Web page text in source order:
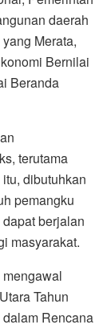
daerah
Merata,
Bernilai
Beranda
terutama
dibutuhkan
pemangku
berjalan
masyarakat.
Tahun
Rencana